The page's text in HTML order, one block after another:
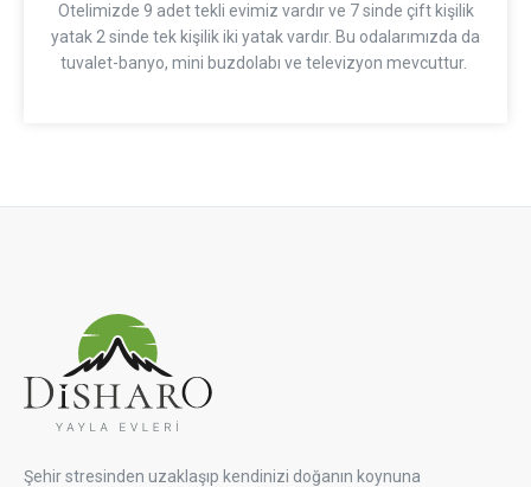
Otelimizde 9 adet tekli evimiz vardır ve 7 sinde çift kişilik
yatak 2 sinde tek kişilik iki yatak vardır. Bu odalarımızda da
tuvalet-banyo, mini buzdolabı ve televizyon mevcuttur.
Şehir stresinden uzaklaşıp kendinizi doğanın koynuna